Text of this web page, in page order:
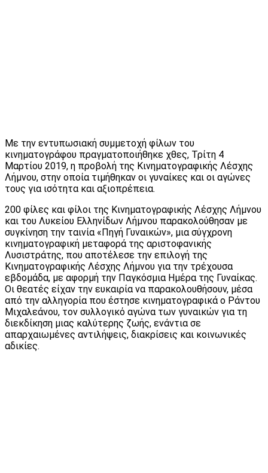
Με την εντυπωσιακή συμμετοχή φίλων του
κινηματογράφου πραγματοποιήθηκε χθες, Τρίτη 4
Μαρτίου 2019, η προβολή της Κινηματογραφικής Λέσχης
Λήμνου, στην οποία τιμήθηκαν οι γυναίκες και οι αγώνες
τους για ισότητα και αξιοπρέπεια.
200 φίλες και φίλοι της Κινηματογραφικής Λέσχης Λήμνου
και του Λυκείου Ελληνίδων Λήμνου παρακολούθησαν με
συγκίνηση την ταινία «Πηγή Γυναικών», μια σύγχρονη
κινηματογραφική μεταφορά της αριστοφανικής
Λυσιστράτης, που αποτέλεσε την επιλογή της
Κινηματογραφικής Λέσχης Λήμνου για την τρέχουσα
εβδομάδα, με αφορμή την Παγκόσμια Ημέρα της Γυναίκας.
Οι θεατές είχαν την ευκαιρία να παρακολουθήσουν, μέσα
από την αλληγορία που έστησε κινηματογραφικά ο Ράντου
Μιχαλεάνου, τον συλλογικό αγώνα των γυναικών για τη
διεκδίκηση μιας καλύτερης ζωής, ενάντια σε
απαρχαιωμένες αντιλήψεις, διακρίσεις και κοινωνικές
αδικίες.